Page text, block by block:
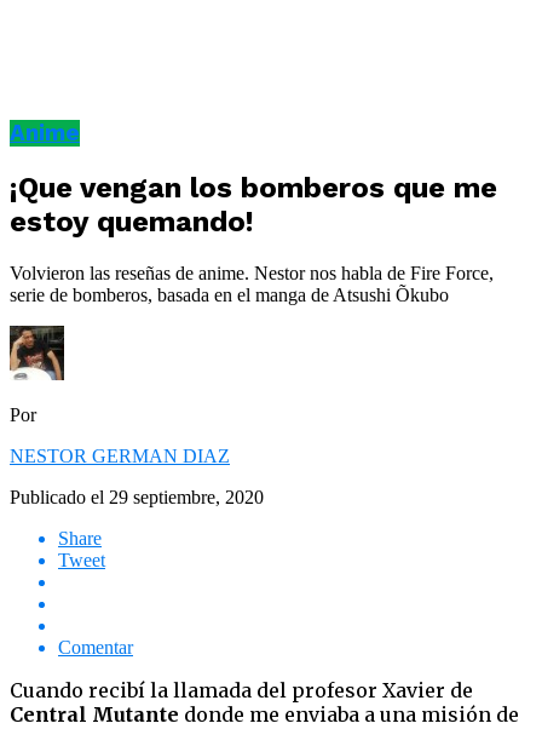
Anime
¡Que vengan los bomberos que me
estoy quemando!
Volvieron las reseñas de anime. Nestor nos habla de Fire Force,
serie de bomberos, basada en el manga de Atsushi Õkubo
Por
NESTOR GERMAN DIAZ
Publicado el 29 septiembre, 2020
Share
Tweet
Comentar
Cuando recibí la llamada del profesor Xavier de
Central Mutante donde me enviaba a una misión de